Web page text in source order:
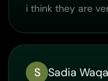
i think they are
S Sadia